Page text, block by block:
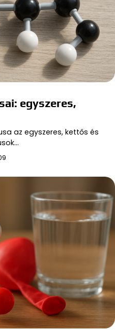
egyszeres,
az egyszeres, kettős és